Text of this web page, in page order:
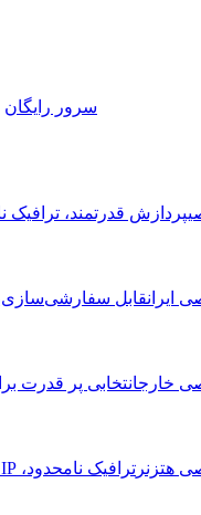
سرور رایگان
پردازش قدرتمند، ترافیک
ایرانقابل سفارشی‌سازی،
خارجانتخابی پر قدرت
هتزنر ترافیک نامحدود، IP اضافه